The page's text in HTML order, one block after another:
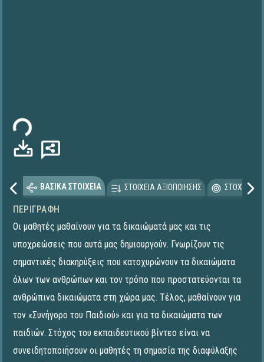
ΒΑΣΙΚΑ ΣΤΟΙΧΕΙΑ ΣΤΟΙΧΕΙΑ ΑΞΙΟΠΟΙΗΣΗΣ
ΠΕΡΙΓΡΑΦΉ
Οι μαθητές μαθαίνουν για τα δικαιώματά μας και τις
υποχρεώσεις που αυτά μας δημιουργούν. Γνωρίζουν τις
σημαντικές διακηρύξεις που κατοχυρώνουν τα δικαιώματα
όλων των ανθρώπων και τον τρόπο που προστατεύονται τα
ανθρώπινα δικαιώματα στη χώρα μας. Τέλος, μαθαίνουν για
τον «Συνήγορο του Παιδιού» και για τα δικαιώματα των
παιδιών. Στόχος του εκπαιδευτικού βίντεο είναι να
συνειδητοποιήσουν οι μαθητές τη σημασία της διαφύλαξης